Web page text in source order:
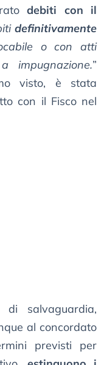
debiti con il
definitivamente
o con atti
impugnazione.”
visto, è stata
con il Fisco nel
di salvaguardia,
al concordato
previsti per